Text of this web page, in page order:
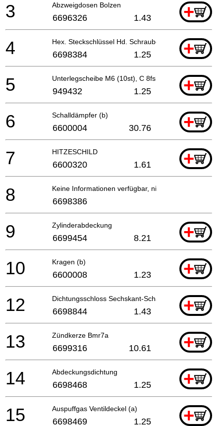
Abzweigdosen Bolzen +
3 6696326 1.43
Hex. Steckschlüssel Hd. Schraube M6x65+
4 6698384 1.25
Unterlegscheibe M6 (10st), C 8fshe, C8fse, Cg18dl
+
5 949432 1.25
Schalldämpfer (b) +
6 6600004 30.76
HITZESCHILD +
7 6600320 1.61
Keine Informationen verfügbar, nicht bestellbar
8 6698386
Zylinderabdeckung +
9 6699454 8.21
Kragen (b) +
10 6600008 1.23
Dichtungsschloss Sechskant-Schaftschraube M5x25
+
12 6698844 1.43
Zündkerze Bmr7a +
13 6699316 10.61
Abdeckungsdichtung +
14 6698468 1.25
Auspuffgas Ventildeckel (a) +
15 6698469 1.25